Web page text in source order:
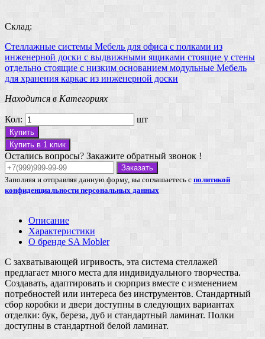
Склад:
Стеллажные системы Мебель для офиса с полками из
инженерной доски с выдвижными ящиками стоящие у стены
отдельно стоящие с низким основанием модульные Мебель
для хранения каркас из инженерной доски
Находится в Категориях
Кол: шт
Купить
Купить в 1 клик
Остались вопросы? Закажите обратный звонок !
Заказать
Заполняя и отправляя данную форму, вы соглашаетесь с политикой
конфиденциальности персональных данных
Описание
Характеристики
О бренде SA Mobler
С захватывающей игривость, эта система стеллажей
предлагает много места для индивидуального творчества.
Создавать, адаптировать и сюрприз вместе с изменением
потребностей или интереса без инструментов. Стандартный
сбор коробки и двери доступны в следующих вариантах
отделки: бук, береза, дуб и стандартный ламинат. Полки
доступны в стандартной белой ламинат.